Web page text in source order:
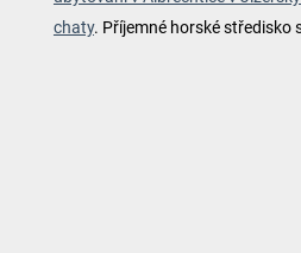
chaty. Příjemné horské středisko